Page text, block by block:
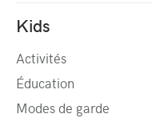
Kids
Activités
Éducation
Modes de garde